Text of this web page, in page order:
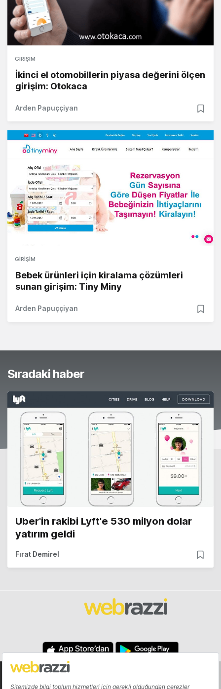
GIRIŞIM
İkinci el otomobillerin piyasa değerini ölçen
girişim: Otokaca
Arden Papuççiyan
GIRIŞIM
Bebek ürünleri için kiralama çözümleri
sunan girişim: Tiny Miny
Arden Papuççiyan
Sıradaki haber
Uber'in rakibi Lyft'e 530 milyon dolar
yatırım geldi
Fırat Demirel